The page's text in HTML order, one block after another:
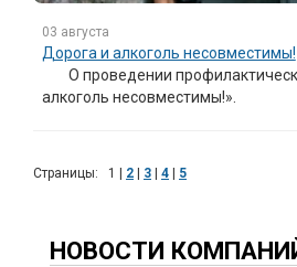
03 августа
Дорога и алкоголь несовместимы!
О проведении
алкоголь несовместимы!».
Страницы: 1 2 3 4 5
НОВОСТИ